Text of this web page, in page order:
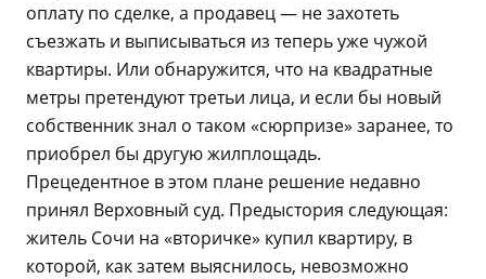
оплату по сделке, а продавец — не захотеть
съезжать и выписываться из теперь уже чужой
квартиры. Или обнаружится, что на квадратные
метры претендуют третьи лица, и если бы новый
собственник знал о таком «сюрпризе» заранее, то
приобрел бы другую жилплощадь.
Прецедентное в этом плане решение недавно
принял Верховный суд. Предыстория следующая:
житель Сочи на «вторичке» купил квартиру, в
которой, как затем выяснилось, невозможно